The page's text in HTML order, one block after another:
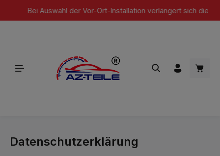
Zum Hauptinhalt springen
Bei Auswahl der Vor-Ort-Installation verlängert sich die
Datenschutzerklärung